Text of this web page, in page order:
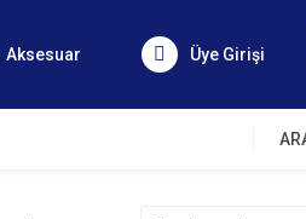
Aksesuar Üye Girişi